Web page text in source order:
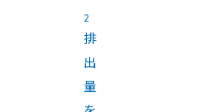
2
排
出
量